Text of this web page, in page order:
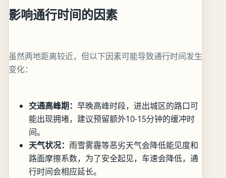
影响通行时间的因素
虽然两地距离较近，但以下因素可能导致通行时间发生
变化：
交通高峰期： 早晚高峰时段，进出城区的路口可
能出现拥堵，建议预留额外10-15分钟的缓冲时
间。
天气状况： 雨雪雾霾等恶劣天气会降低能见度和
路面摩擦系数，为了安全起见，车速会降低，通
行时间会相应延长。